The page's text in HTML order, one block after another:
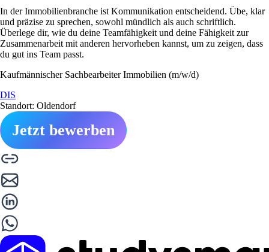
In der Immobilienbranche ist Kommunikation entscheidend. Übe, klar
und präzise zu sprechen, sowohl mündlich als auch schriftlich.
Überlege dir, wie du deine Teamfähigkeit und deine Fähigkeit zur
Zusammenarbeit mit anderen hervorheben kannst, um zu zeigen, dass
du gut ins Team passt.
Kaufmännischer Sachbearbeiter Immobilien (m/w/d)
DIS
Standort: Oldendorf
Jetzt bewerben